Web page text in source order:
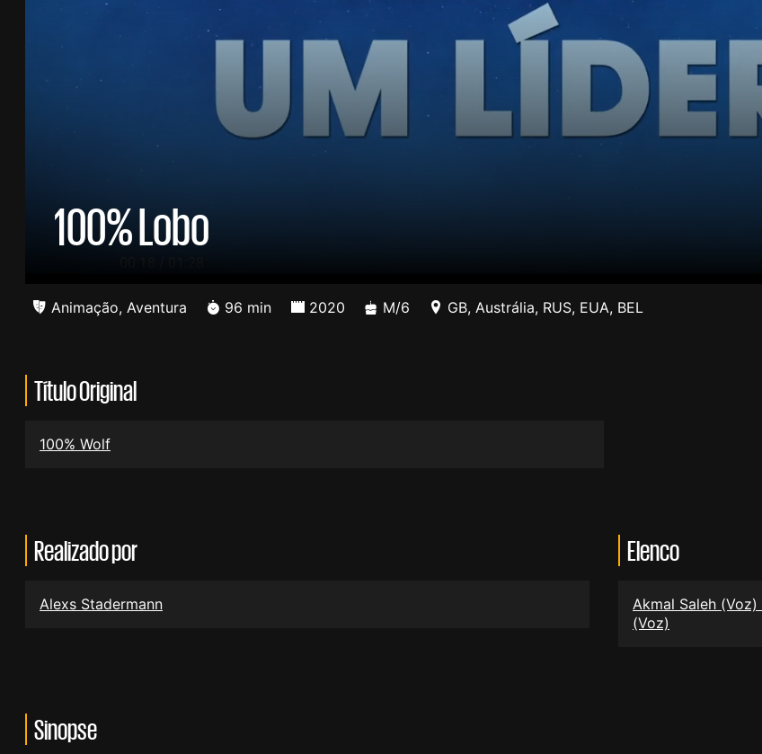
100% Lobo
Animação, Aventura 96 min 2020 M/6 GB, Austrália, RUS, EUA, BEL
Título Original
100% Wolf
Realizado por
Alexs Stadermann
Elenco
Akmal Saleh (Voz)
(Voz)
Sinopse